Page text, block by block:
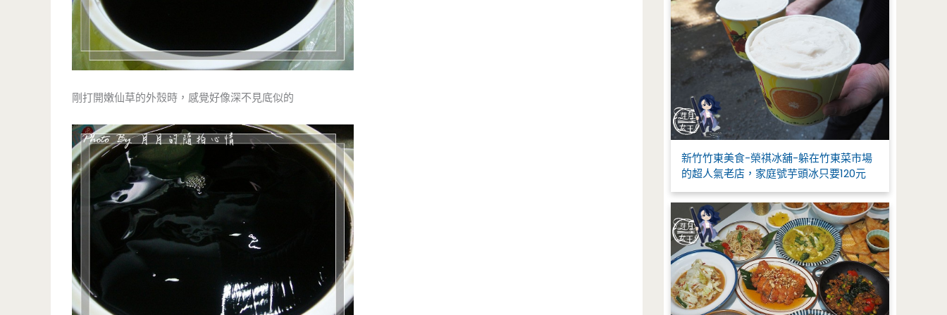
剛打開嫩仙草的外殼時，感覺好像深不見底似的
新竹竹東美食-榮祺冰舖-躲在竹東菜市場
的超人氣老店，家庭號芋頭冰只要120元